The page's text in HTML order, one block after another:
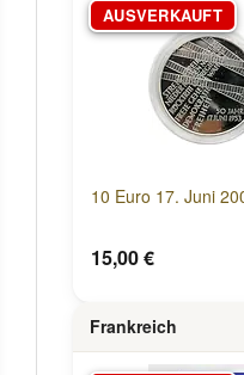
AUSVERKAUFT
10 Euro 17. Juni
15,00 €
Frankreich